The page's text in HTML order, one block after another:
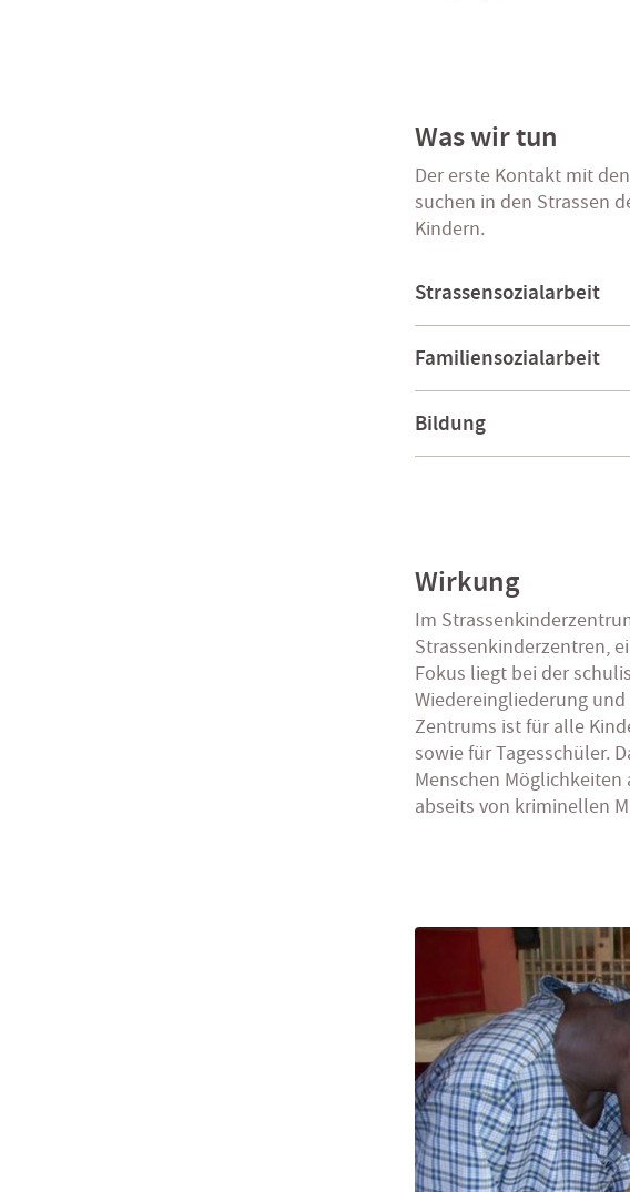
Was wir tun
Der erste Kontakt mit
suchen in den Strassen
Kindern.
Strassensozialarbeit
Familiensozialarbeit
Bildung
Wirkung
Im
Strassenkinderzentren,
Fokus liegt bei der
Wiedereingliederung
Zentrums ist für alle
sowie für Tagesschüler.
Menschen
abseits von kriminellen